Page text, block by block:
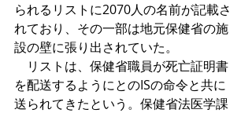
られるリストに2070人の名前が記載さ
れており、その一部は地元保健省の施
設の壁に張り出されていた。
リストは、保健省職員が死亡証明書
を配送するようにとのISの命令と共に
送られてきたという。保健省法医学課